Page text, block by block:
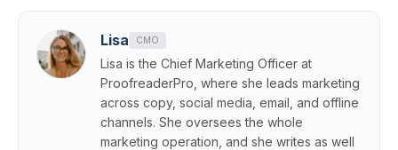
Lisa CMO
Lisa is the Chief Marketing Officer at
ProofreaderPro, where she leads marketing
across copy, social media, email, and offline
channels. She oversees the whole
marketing operation, and she writes as well